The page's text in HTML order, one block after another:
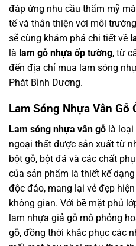
đáp ứng nhu cầu thẩm mỹ
tế và thân thiện với môi
sẽ cùng khám phá chi tiết về
là lam gỗ nhựa ốp tường, từ
đến địa chỉ mua lam sóng
Phát Bình Dương.
Lam Sóng Nhựa Vân Gỗ
Lam sóng nhựa vân gỗ là loại
ngoại thất được sản xuất từ
bột gỗ, bột đá và các chất
của sản phẩm là thiết kế
độc đáo, mang lại vẻ đẹp
không gian. Với bề mặt phủ
lam nhựa giả gỗ mô phỏng
gỗ, đồng thời khắc phục các